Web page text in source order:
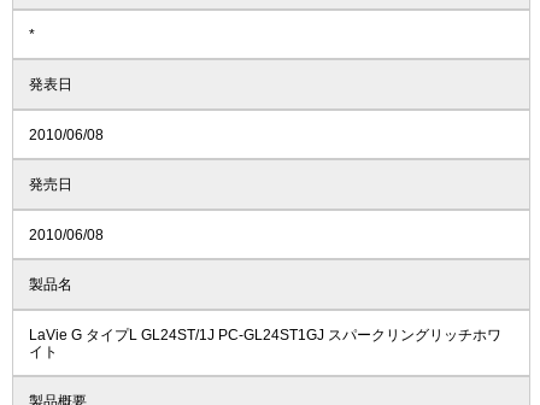
*
発表日
2010/06/08
発売日
2010/06/08
製品名
LaVie G タイプL GL24ST/1J PC-GL24ST1GJ スパークリングリッチホワ
イト
製品概要